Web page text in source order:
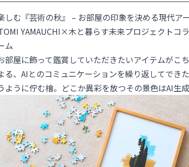
しむ『芸術の秋』 – お部屋の印象を決める現代ア
YAMAUCHI×木と暮らす未来プロジェクト
ム
部屋に飾って鑑賞していただきたいアイテムがこ
る、AIとのコミュニケーションを繰り返してでき
ように佇む檜。どこか異彩を放つその景色はAI生